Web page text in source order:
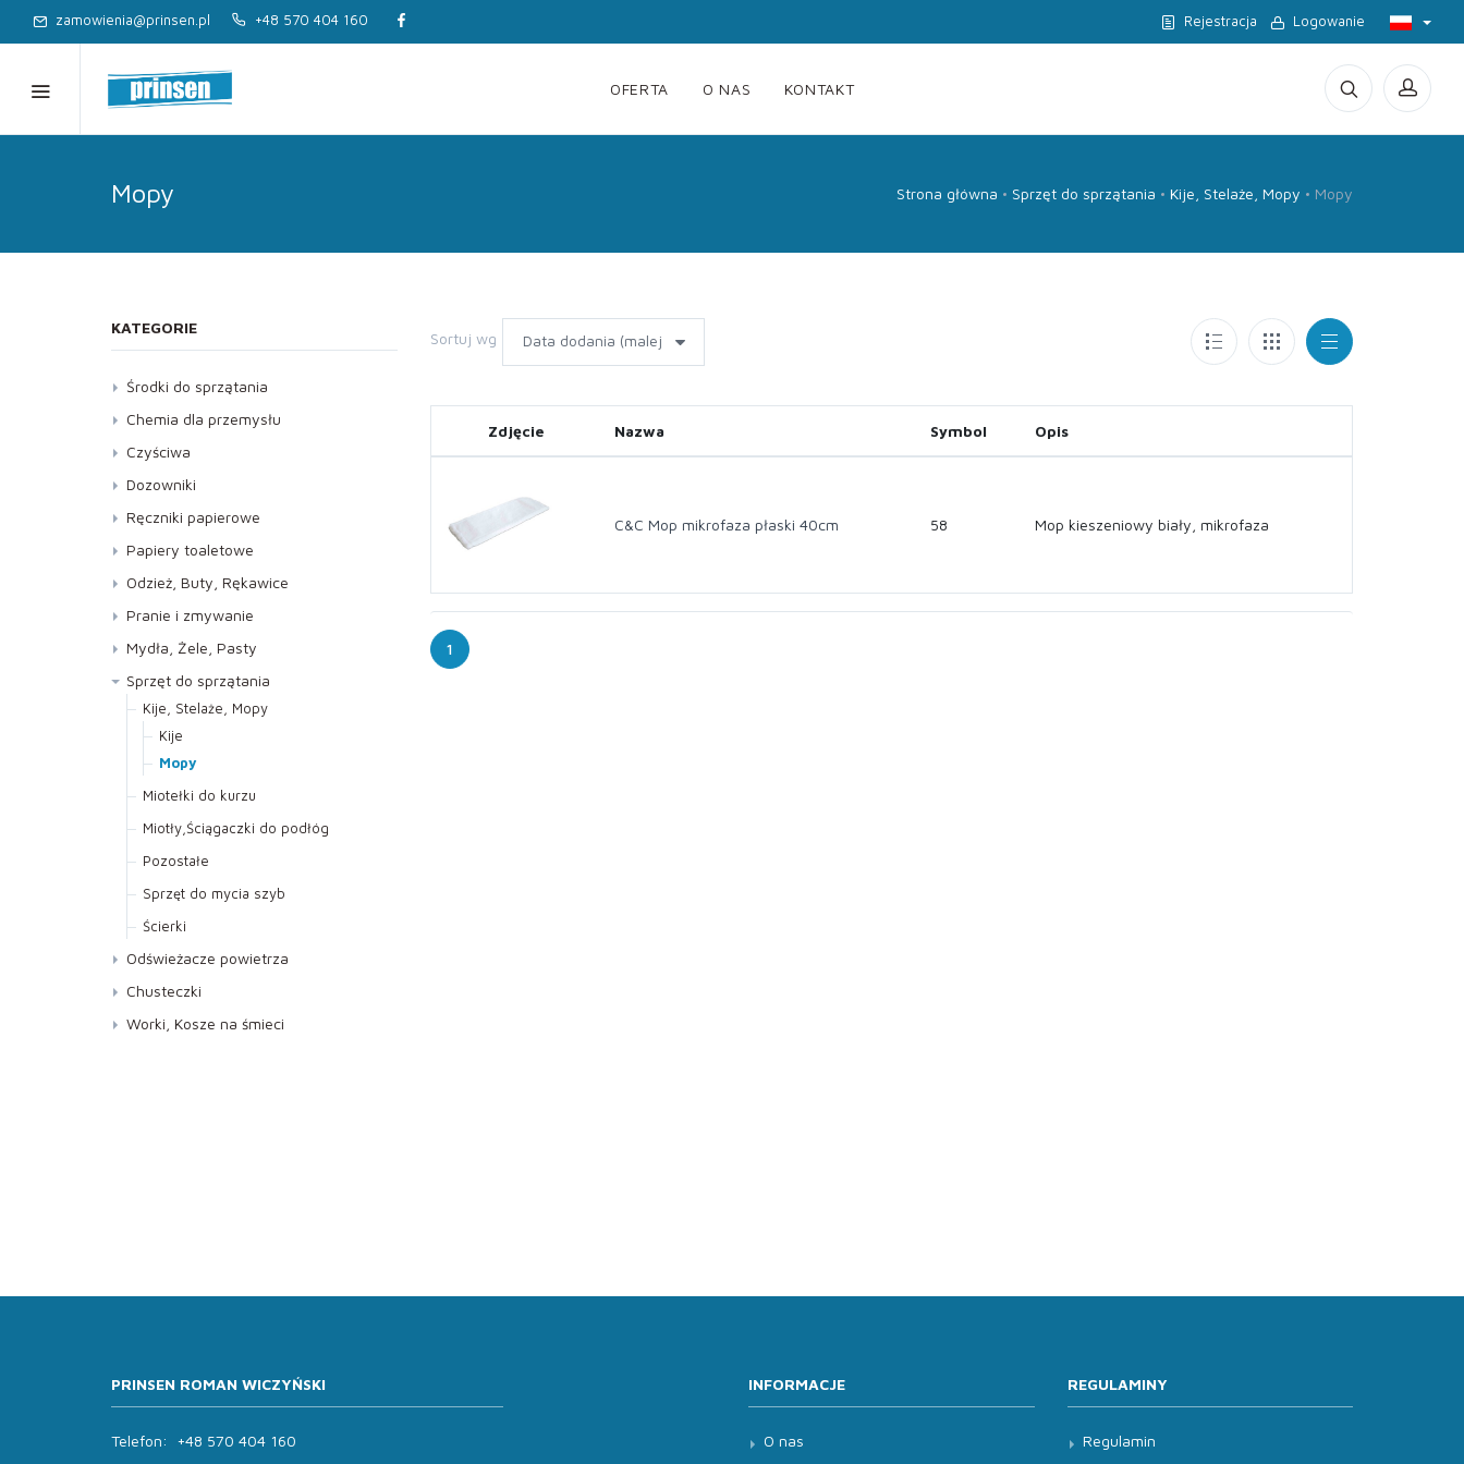
zamowienia@prinsen.pl +48 570 404 160 Rejestracja Logowanie
OFERTA O NAS KONTAKT
Mopy Strona główna Sprzęt do sprzątania Kije, Stelaże, Mopy Mopy
Sortuj wg
Zdjęcie Nazwa Symbol Opis
C&C Mop mikrofaza płaski 40cm 58 Mop kieszeniowy biały, mikrofaza
1
KATEGORIE
Środki do sprzątania
Dezynfekcja
Kostka brukowa, Elewacja
Kuchnia
Lustra, Szyby
Meble
Podłogi
Specjalistyczne
WC i Sanitariaty
Chemia dla przemysłu
Czyściwa
Dozowniki
Ręczniki papierowe
Do dozowników AUTOCUT
Kuchenne
Składane ZZ
Papiery toaletowe
Jumbo
Standard
Odzież, Buty, Rękawice
Buty
Rękawice
Pranie i zmywanie
Pranie
Zmywanie
Mydła, Żele, Pasty
Mydła
Pasty
Żele
Sprzęt do sprzątania
Kije, Stelaże, Mopy
Kije
Mopy
Miotełki do kurzu
Miotły,Ściągaczki do podłóg
Pozostałe
Sprzęt do mycia szyb
Ścierki
Odświeżacze powietrza
Neutralizatory
Pod ciśnieniem
Chusteczki
Worki, Kosze na śmieci
PRINSEN ROMAN WICZYŃSKI
Telefon:
+48 570 404 160
INFORMACJE
O nas
REGULAMINY
Regulamin